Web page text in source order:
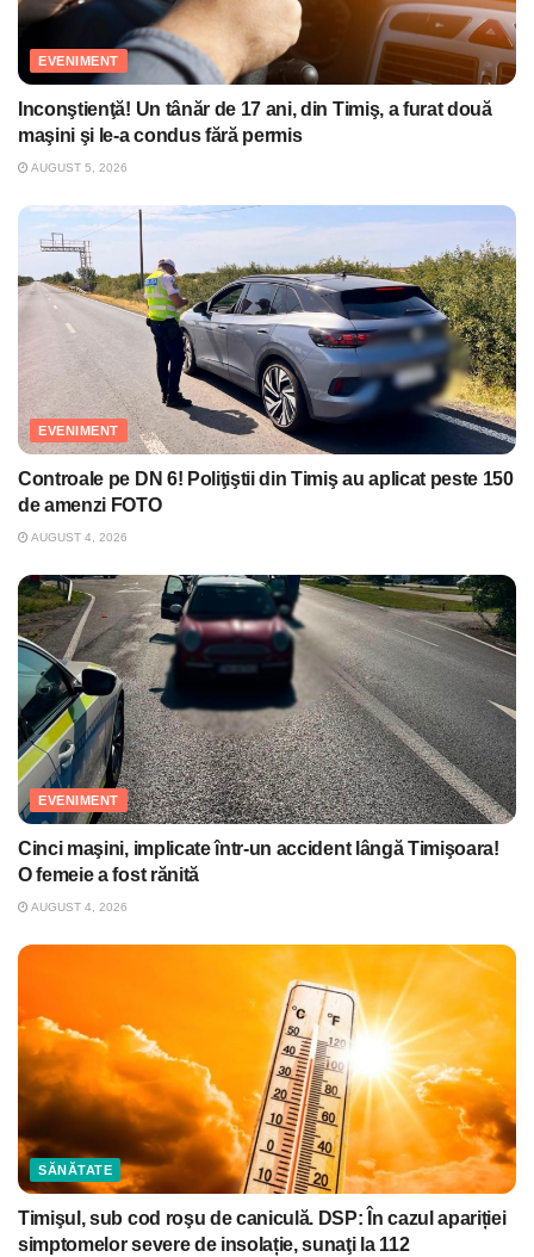
EVENIMENT
Inconştienţă! Un tânăr de 17 ani, din Timiş, a furat două
maşini şi le-a condus fără permis
AUGUST 5, 2026
EVENIMENT
Controale pe DN 6! Poliţiştii din Timiş au aplicat peste 150
de amenzi FOTO
AUGUST 4, 2026
EVENIMENT
Cinci maşini, implicate într-un accident lângă Timişoara!
O femeie a fost rănită
AUGUST 4, 2026
SĂNĂTATE
Timişul, sub cod roşu de caniculă. DSP: În cazul apariției
simptomelor severe de insolație, sunaţi la 112